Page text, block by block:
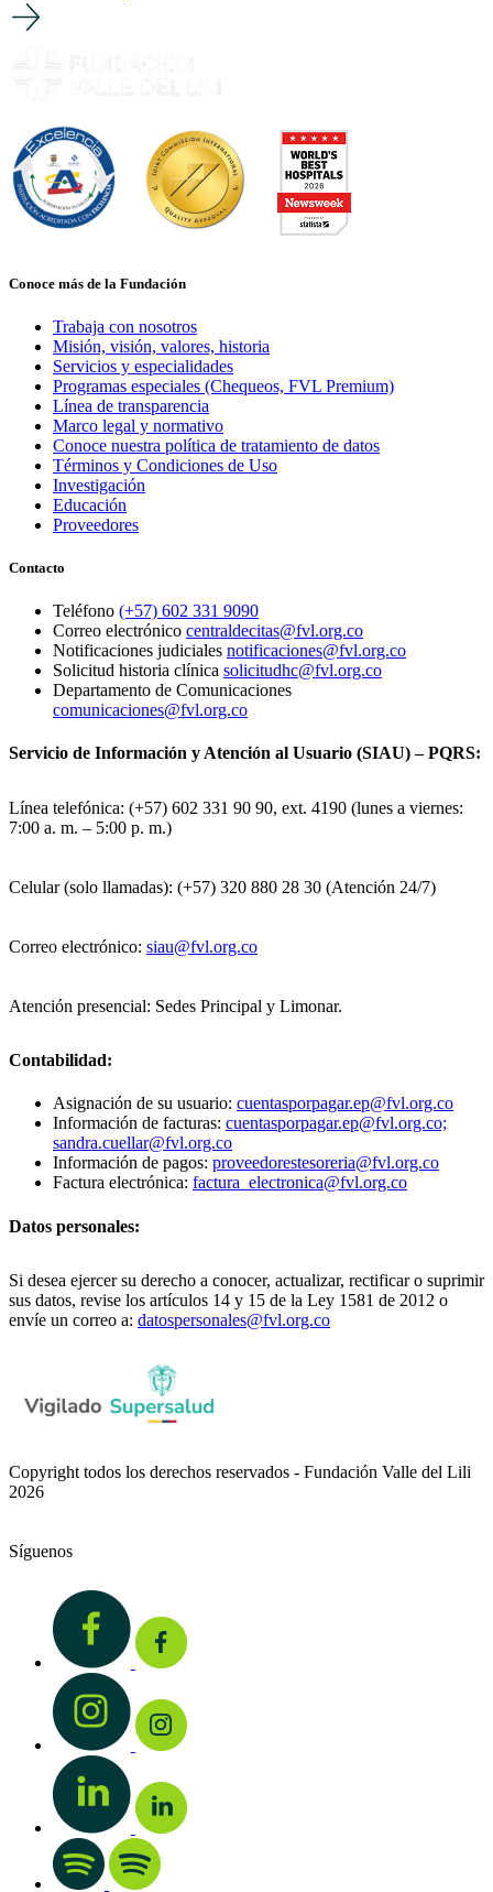
Conoce más de la Fundación
Trabaja con nosotros
Misión, visión, valores, historia
Servicios y especialidades
Programas especiales (Chequeos, FVL Premium)
Línea de transparencia
Marco legal y normativo
Conoce nuestra política de tratamiento de datos
Términos y Condiciones de Uso
Investigación
Educación
Proveedores
Contacto
Teléfono (+57) 602 331 9090
Correo electrónico centraldecitas@fvl.org.co
Notificaciones judiciales notificaciones@fvl.org.co
Solicitud historia clínica solicitudhc@fvl.org.co
Departamento de Comunicaciones
comunicaciones@fvl.org.co
Servicio de Información y Atención al Usuario (SIAU) – PQRS:
Línea telefónica: (+57) 602 331 90 90, ext. 4190 (lunes a viernes:
7:00 a. m. – 5:00 p. m.)
Celular (solo llamadas): (+57) 320 880 28 30 (Atención 24/7)
Correo electrónico: siau@fvl.org.co
Atención presencial: Sedes Principal y Limonar.
Contabilidad:
Asignación de su usuario: cuentasporpagar.ep@fvl.org.co
Información de facturas: cuentasporpagar.ep@fvl.org.co;
sandra.cuellar@fvl.org.co
Información de pagos: proveedorestesoreria@fvl.org.co
Factura electrónica: factura_electronica@fvl.org.co
Datos personales:
Si desea ejercer su derecho a conocer, actualizar, rectificar o suprimir
sus datos, revise los artículos 14 y 15 de la Ley 1581 de 2012 o
envíe un correo a: datospersonales@fvl.org.co
Copyright todos los derechos reservados - Fundación Valle del Lili
2026
Síguenos